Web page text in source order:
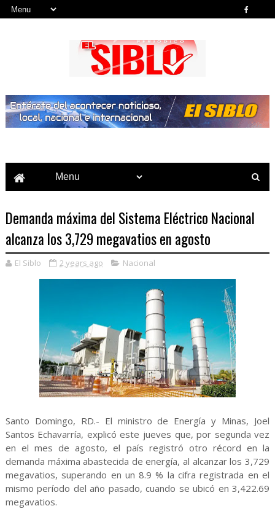
Demanda máxima del Sistema Eléctrico Nacional
alcanza los 3,729 megavatios en agosto
El Siblo 2 years ago Nacional
Santo Domingo, RD.- El ministro de Energía y Minas, Joel
Santos Echavarría, explicó este jueves que, por segunda vez
en el mes de agosto, el país registró otro récord en la
demanda máxima abastecida de energía, al alcanzar los 3,729
megavatios, superando en un 8.9 % la cifra registrada en el
mismo período del año pasado, cuando se ubicó en 3,422.69
megavatios.